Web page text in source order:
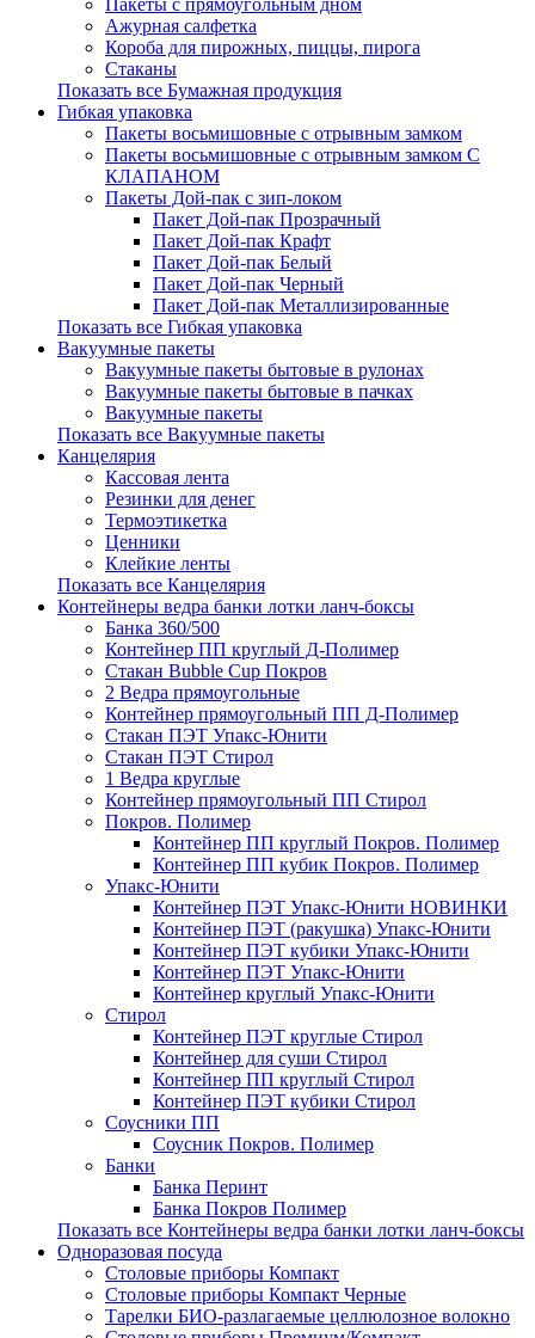
Пакеты с прямоугольным дном
Ажурная салфетка
Короба для пирожных, пиццы, пирога
Стаканы
Показать все Бумажная продукция
Гибкая упаковка
Пакеты восьмишовные с отрывным замком
Пакеты восьмишовные с отрывным замком С
КЛАПАНОМ
Пакеты Дой-пак с зип-локом
Пакет Дой-пак Прозрачный
Пакет Дой-пак Крафт
Пакет Дой-пак Белый
Пакет Дой-пак Черный
Пакет Дой-пак Металлизированные
Показать все Гибкая упаковка
Вакуумные пакеты
Вакуумные пакеты бытовые в рулонах
Вакуумные пакеты бытовые в пачках
Вакуумные пакеты
Показать все Вакуумные пакеты
Канцелярия
Кассовая лента
Резинки для денег
Термоэтикетка
Ценники
Клейкие ленты
Показать все Канцелярия
Контейнеры ведра банки лотки ланч-боксы
Банка 360/500
Контейнер ПП круглый Д-Полимер
Стакан Bubble Cup Покров
2 Ведра прямоугольные
Контейнер прямоугольный ПП Д-Полимер
Стакан ПЭТ Упакс-Юнити
Стакан ПЭТ Стирол
1 Ведра круглые
Контейнер прямоугольный ПП Стирол
Покров. Полимер
Контейнер ПП круглый Покров. Полимер
Контейнер ПП кубик Покров. Полимер
Упакс-Юнити
Контейнер ПЭТ Упакс-Юнити НОВИНКИ
Контейнер ПЭТ (ракушка) Упакс-Юнити
Контейнер ПЭТ кубики Упакс-Юнити
Контейнер ПЭТ Упакс-Юнити
Контейнер круглый Упакс-Юнити
Стирол
Контейнер ПЭТ круглые Стирол
Контейнер для суши Стирол
Контейнер ПП круглый Стирол
Контейнер ПЭТ кубики Стирол
Соусники ПП
Соусник Покров. Полимер
Банки
Банка Перинт
Банка Покров Полимер
Показать все Контейнеры ведра банки лотки ланч-боксы
Одноразовая посуда
Столовые приборы Компакт
Столовые приборы Компакт Черные
Тарелки БИО-разлагаемые целлюлозное волокно